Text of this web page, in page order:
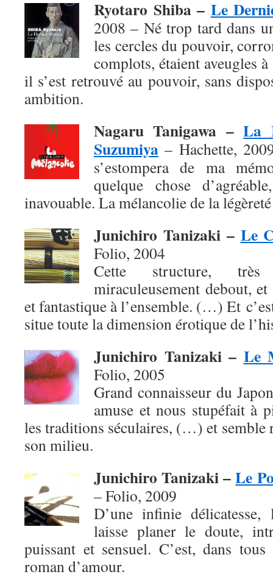
Ryotaro Shiba – Le
2008 – Né trop tard dans
les cercles du pouvoir,
complots, étaient aveugles
il s’est retrouvé au pouvoir, sans
ambition.
Nagaru Tanigawa –La
Suzumiya – Hachette,
s’estompera de ma
quelque chose
inavouable. La mélancolie de la
Junichiro Tanizaki – Le
Folio, 2004
Cette structure, très
miraculeusement debout,
et fantastique à l’ensemble. (…) Et
situe toute la dimension érotique de
Junichiro Tanizaki – Le
Folio, 2005
Grand connaisseur du
amuse et nous stupéfait à
les traditions séculaires, (…) et semble
son milieu.
Junichiro Tanizaki –Le
– Folio, 2009
D’une infinie
laisse planer le doute,
puissant et sensuel. C’est, dans
roman d’amour.